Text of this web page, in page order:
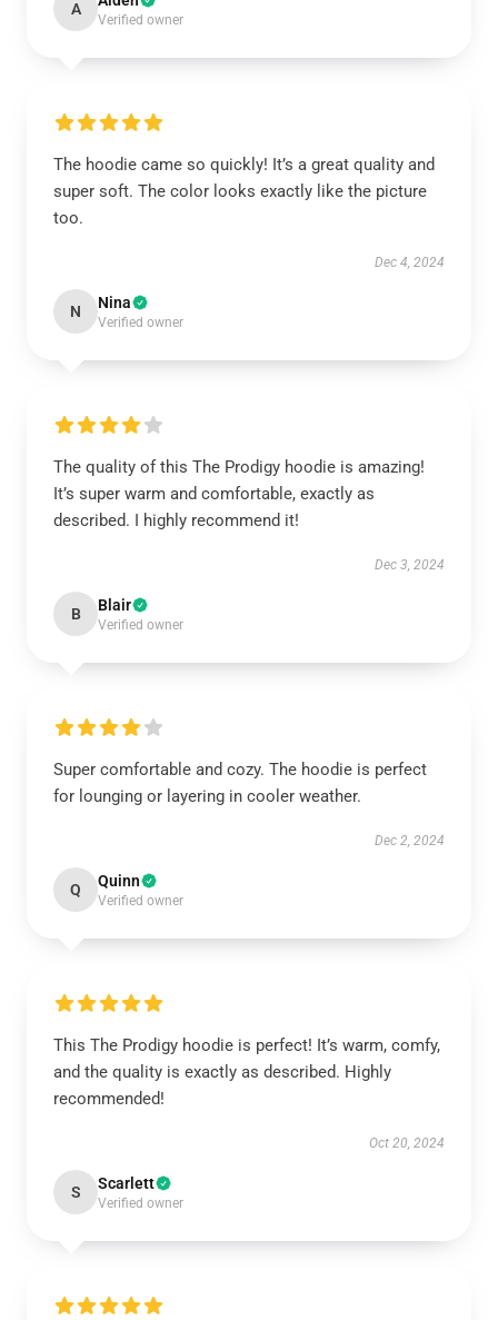
A
Verified owner
The hoodie came so quickly! It’s a great quality and
super soft. The color looks exactly like the picture
too.
Dec 4, 2024
N Nina
Verified owner
The quality of this The Prodigy hoodie is amazing!
It’s super warm and comfortable, exactly as
described. I highly recommend it!
Dec 3, 2024
B Blair
Verified owner
Super comfortable and cozy. The hoodie is perfect
for lounging or layering in cooler weather.
Dec 2, 2024
Q Quinn
Verified owner
This The Prodigy hoodie is perfect! It’s warm, comfy,
and the quality is exactly as described. Highly
recommended!
Oct 20, 2024
S Scarlett
Verified owner